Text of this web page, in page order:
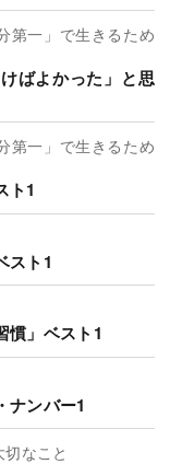
第一」で生きるため
ばよかった」と思
第一」で生きるため
ト1
スト1
慣」ベスト1
ナンバー1
なこと